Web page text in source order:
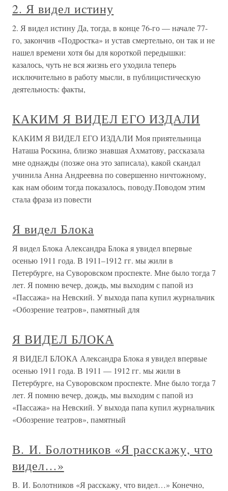
2. Я видел истину
2. Я видел истину Да, тогда, в конце 76-го — начале 77-
го, закончив «Подростка» и устав смертельно, он так и не
нашел времени хотя бы для короткой передышки:
казалось, чуть не вся жизнь его уходила теперь
исключительно в работу мысли, в публицистическую
деятельность: факты,
КАКИМ Я ВИДЕЛ ЕГО ИЗДАЛИ
КАКИМ Я ВИДЕЛ ЕГО ИЗДАЛИ Моя приятельница
Наташа Роскина, близко знавшая Ахматову, рассказала
мне однажды (позже она это записала), какой скандал
учинила Анна Андреевна по совершенно ничтожному,
как нам обоим тогда показалось, поводу.Поводом этим
стала фраза из повести
Я видел Блока
Я видел Блока Александра Блока я увидел впервые
осенью 1911 года. В 1911–1912 гг. мы жили в
Петербурге, на Суворовском проспекте. Мне было тогда 7
лет. Я помню вечер, дождь, мы выходим с папой из
«Пассажа» на Невский. У выхода папа купил журнальчик
«Обозрение театров», памятный для
Я ВИДЕЛ БЛОКА
Я ВИДЕЛ БЛОКА Александра Блока я увидел впервые
осенью 1911 года. В 1911 — 1912 гг. мы жили в
Петербурге, на Суворовском проспекте. Мне было тогда 7
лет. Я помню вечер, дождь, мы выходим с папой из
«Пассажа» на Невский. У выхода папа купил журнальчик
«Обозрение театров», памятный
В. И. Болотников «Я расскажу, что
видел…»
В. И. Болотников «Я расскажу, что видел…» Конечно,